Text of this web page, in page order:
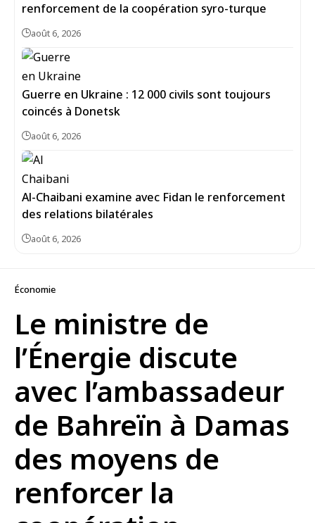
renforcement de la coopération syro-turque
août 6, 2026
Guerre en Ukraine : 12 000 civils sont toujours
coincés à Donetsk
août 6, 2026
Al-Chaibani examine avec Fidan le renforcement
des relations bilatérales
août 6, 2026
Économie
Le ministre de
l’Énergie discute
avec l’ambassadeur
de Bahreïn à Damas
des moyens de
renforcer la